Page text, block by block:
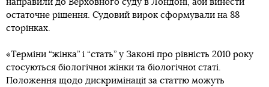
направили до Верховного суду в Лондоні, аби винести
остаточне рішення. Судовий вирок сформували на 88
сторінках.
«Терміни “жінка” і “стать” у Законі про рівність 2010 року
стосуються біологічної жінки та біологічної статі.
Положення щодо дискримінації за статтю можуть